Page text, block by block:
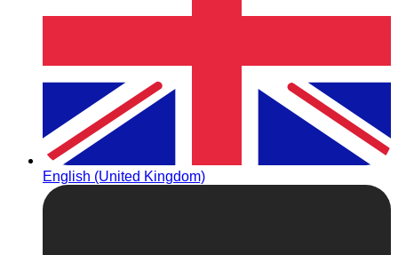
English (United Kingdom)